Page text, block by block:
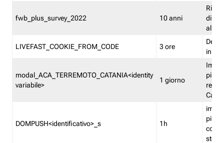
fwb_plus_survey_2022 10 anni
di
LIVEFAST_COOKIE_FROM_CODE 3 ore
in
modal_ACA_TERREMOTO_CATANIA<identity
variabile>
1 giorno
più
DOMPUSH<identificativo>_s 1h
più